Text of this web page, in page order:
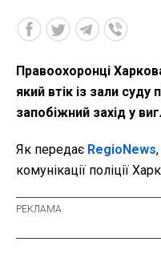
Правоохоронці
який втік із зали
запобіжний захід у
Як передає RegioNews
комунікації поліції